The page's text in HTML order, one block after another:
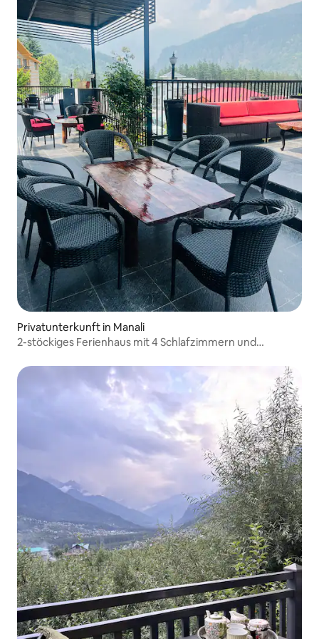
Privatunterkunft in Manali
2-stöckiges Ferienhaus mit 4 Schlafzimmern und